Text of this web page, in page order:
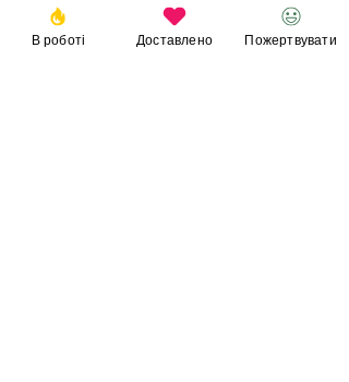
Ціна : 9600 грн /295 EUR /
В роботі Доставлено Пожертвувати